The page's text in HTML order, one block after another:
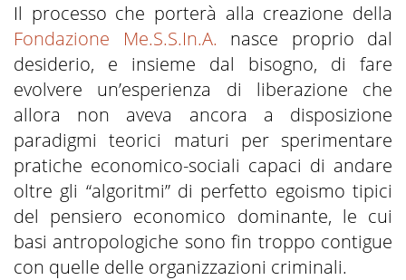
Il processo che porterà alla creazione della
Fondazione Me.S.S.In.A. nasce proprio dal
desiderio, e insieme dal bisogno, di fare
evolvere un’esperienza di liberazione che
allora non aveva ancora a disposizione
paradigmi teorici maturi per sperimentare
pratiche economico-sociali capaci di andare
oltre gli “algoritmi” di perfetto egoismo tipici
del pensiero economico dominante, le cui
basi antropologiche sono fin troppo contigue
con quelle delle organizzazioni criminali.